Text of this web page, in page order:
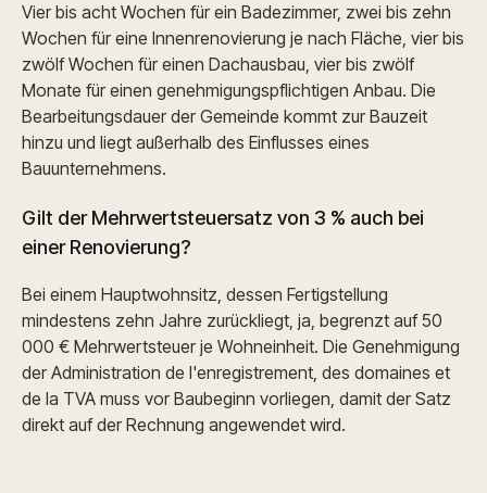
Vier bis acht Wochen für ein Badezimmer, zwei bis zehn
Wochen für eine Innenrenovierung je nach Fläche, vier bis
zwölf Wochen für einen Dachausbau, vier bis zwölf
Monate für einen genehmigungspflichtigen Anbau. Die
Bearbeitungsdauer der Gemeinde kommt zur Bauzeit
hinzu und liegt außerhalb des Einflusses eines
Bauunternehmens.
Gilt der Mehrwertsteuersatz von 3 % auch bei
einer Renovierung?
Bei einem Hauptwohnsitz, dessen Fertigstellung
mindestens zehn Jahre zurückliegt, ja, begrenzt auf 50
000 € Mehrwertsteuer je Wohneinheit. Die Genehmigung
der Administration de l'enregistrement, des domaines et
de la TVA muss vor Baubeginn vorliegen, damit der Satz
direkt auf der Rechnung angewendet wird.